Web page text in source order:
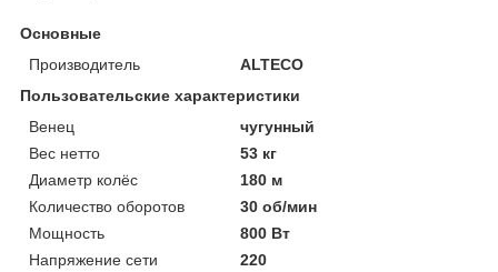
Основные
Производитель
ALTECO
Пользовательские характеристики
Венец
чугунный
Вес нетто
53 кг
Диаметр колёс
180 м
Количество оборотов
30 об/мин
Мощность
800 Вт
Напряжение сети
220